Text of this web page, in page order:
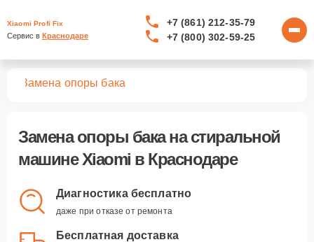
Xiaomi Profi Fix
Сервис в Краснодаре
+7 (861) 212-35-79
+7 (800) 302-59-25
Замена опоры бака
Замена опоры бакана стиральной
машине Xiaomi в Краснодаре
Диагностика бесплатно
даже при отказе от ремонта
Бесплатная доставка